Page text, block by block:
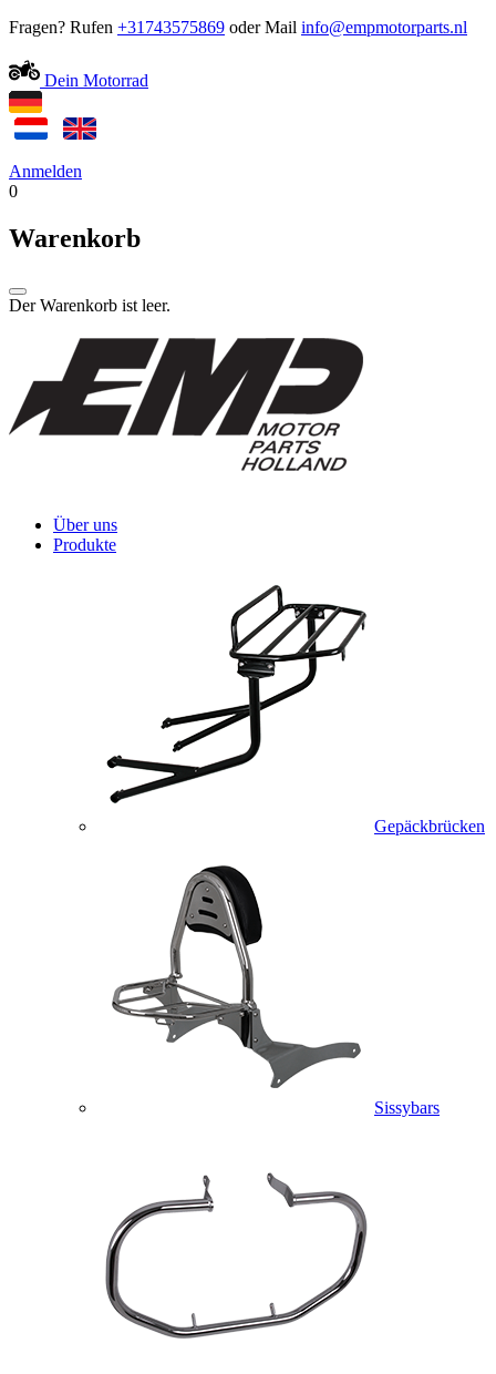
Fragen? Rufen +31743575869 oder Mail
Dein Motorrad
Anmelden
0
Warenkorb
Der Warenkorb ist leer.
Über uns
Produkte
Gepäckbrücken
Sissybars